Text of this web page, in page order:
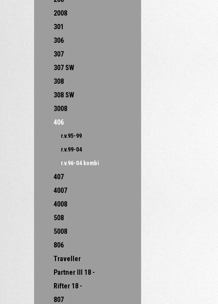
2008
301
306
307
307 SW
308
308 SW
3008
406
r.v.95-99
r.v.99-04
r.v.96-04 kombi
407
4007
4008
508
5008
806
Traveller
Partner III 18 -
Rifter 18 -
807